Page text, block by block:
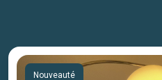
Nouveauté